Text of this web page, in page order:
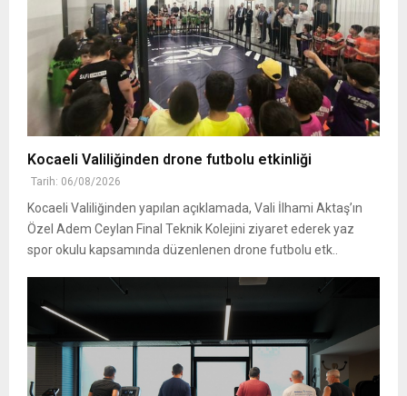
Kocaeli Valiliğinden drone futbolu etkinliği
Tarih: 06/08/2026
Kocaeli Valiliğinden yapılan açıklamada, Vali İlhami Aktaş’ın
Özel Adem Ceylan Final Teknik Kolejini ziyaret ederek yaz
spor okulu kapsamında düzenlenen drone futbolu etk..